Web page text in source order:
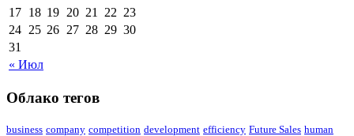
« Июл
17 18 19 20 21 22 23
24 25 26 27 28 29 30
31
Облако тегов
business company competition development efficiency Future Sales human